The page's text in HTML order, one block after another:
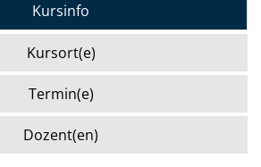
Kursinfo
Kursort(e)
Termin(e)
Dozent(en)